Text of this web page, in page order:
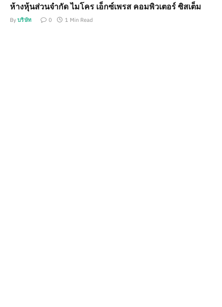
ห้างหุ้นส่วนจำกัด ไมโคร เอ็กซ์เพรส คอมพิวเตอร์ ซิสเต็ม
By บริษัท 0 1 Min Read